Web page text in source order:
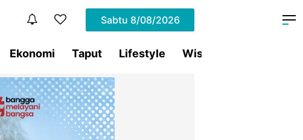
Sabtu 8/08/2026
Ekonomi Taput Lifestyle Wisata